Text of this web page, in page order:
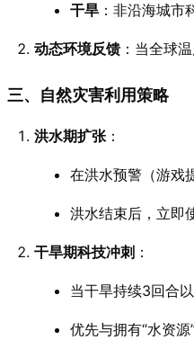
干旱 ：非沿海城市
动态环境反馈 ：当全球
三、自然灾害利用策略
洪水期扩张：
在洪水预警（游戏
洪水结束后，立即
干旱期科技冲刺 ：
当干旱持续3回合
优先与拥有“水资源